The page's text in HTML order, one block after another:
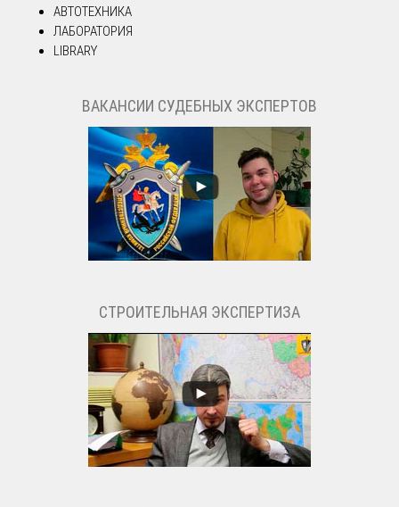
АВТОТЕХНИКА
ЛАБОРАТОРИЯ
LIBRARY
ВАКАНСИИ СУДЕБНЫХ ЭКСПЕРТОВ
СТРОИТЕЛЬНАЯ ЭКСПЕРТИЗА